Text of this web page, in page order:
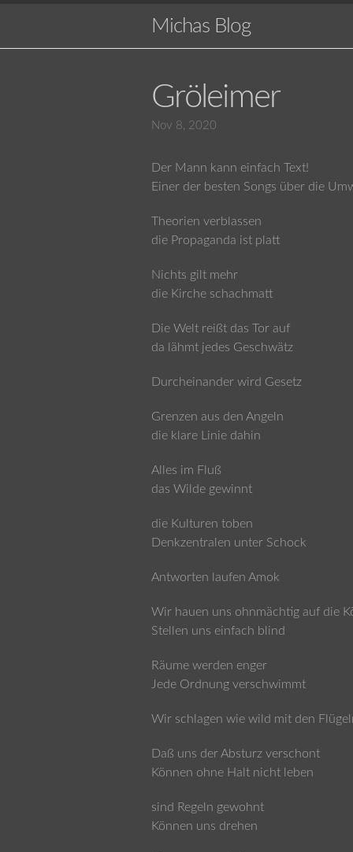
Michas Blog
Gröleimer
Nov 8, 2020
Der Mann kann einfach Text!
Einer der besten Songs über die
Theorien verblassen
die Propaganda ist platt
Nichts gilt mehr
die Kirche schachmatt
Die Welt reißt das Tor auf
da lähmt jedes Geschwätz
Durcheinander wird Gesetz
Grenzen aus den Angeln
die klare Linie dahin
Alles im Fluß
das Wilde gewinnt
die Kulturen toben
Denkzentralen unter Schock
Antworten laufen Amok
Wir hauen uns ohnmächtig auf die
Stellen uns einfach blind
Räume werden enger
Jede Ordnung verschwimmt
Wir schlagen wie wild mit den
Daß uns der Absturz verschont
Können ohne Halt nicht leben
sind Regeln gewohnt
Können uns drehen